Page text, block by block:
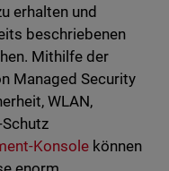
erhalten und
beschriebenen
Mithilfe der
Managed Security
WLAN,
Konsole können